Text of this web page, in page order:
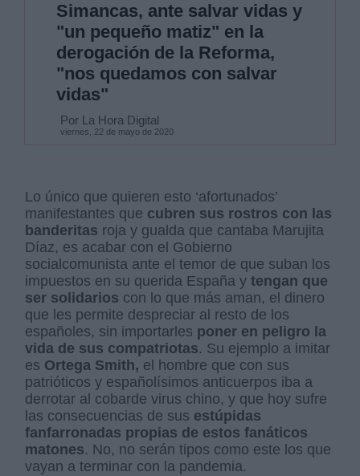
Simancas, ante salvar vidas y
"un pequeño matiz" en la
derogación de la Reforma,
"nos quedamos con salvar
vidas"
Por La Hora Digital
viernes, 22 de mayo de 2020
Lo único que quieren esto ‘afortunados’
manifestantes que cubren sus rostros con las
banderitas roja y gualda que cantaba Marujita
Díaz, es acabar con el Gobierno
socialcomunista ante el temor de que suban los
impuestos en su querida España ytengan que
ser solidarios con lo que más aman, el dinero
que les permite despreciar al resto de los
españoles, sin importarles poner en peligro la
vida de sus compatriotas. Su ejemplo a imitar
es Ortega Smith, el hombre que con sus
patrióticos y españolísimos anticuerpos iba a
derrotar al cobarde virus chino, y que hoy sufre
las consecuencias de sus estúpidas
fanfarronadas propias de estos fanáticos
matones. No, no serán tipos como este los que
vayan a terminar con la pandemia.